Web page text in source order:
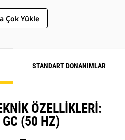
Çok Yükle
STANDART DONANIMLAR
ÖZELLIKLERI:
(50 HZ)